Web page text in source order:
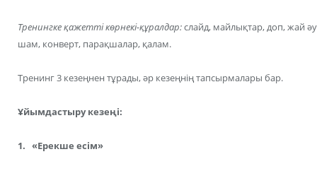
Тренингке қажетті көрнекі-құралдар:слайд, майлықтар, доп, жай
шам, конверт, парақшалар, қалам.
Тренинг 3 кезеңнен тұрады, әр кезеңнің тапсырмалары бар.
Ұйымдастыру кезеңі:
1. «Ерекше есім»